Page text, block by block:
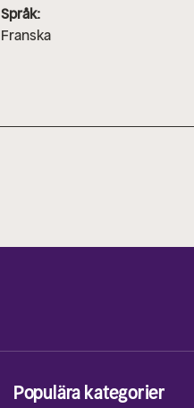
Språk:
Franska
Populära kategorier